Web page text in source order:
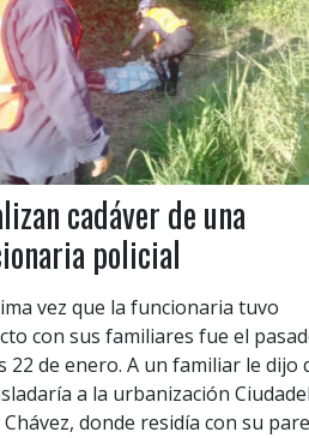
cadáver de una
policial
vez que la funcionaria tuvo
con sus familiares fue el
22 de enero. A un familiar le dijo
a la urbanización
donde residía con su